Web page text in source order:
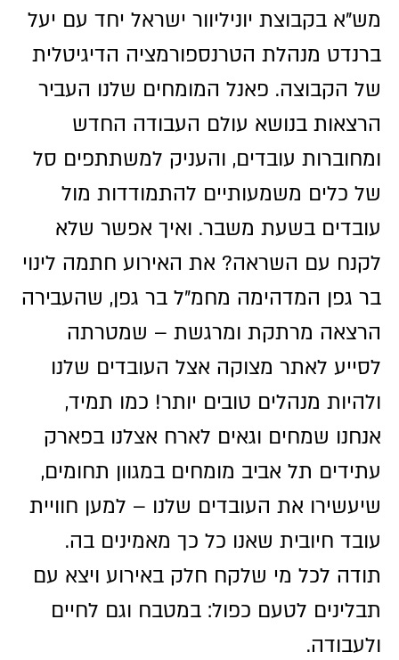
מש"א בקבוצת יוניליוור ישראל יחד עם יעל
ברנדט מנהלת הטרנספורמציה הדיגיטלית
של הקבוצה. פאנל המומחים שלנו העביר
הרצאות בנושא עולם העבודה החדש
ומחוברות עובדים, והעניק למשתתפים סל
של כלים משמעותיים להתמודדות מול
עובדים בשעת משבר. ואיך אפשר שלא
לקנח עם השראה? את האירוע חתמה לינוי
בר גפן המדהימה מחמ"ל בר גפן, שהעבירה
הרצאה מרתקת ומרגשת – שמטרתה
לסייע לאתר מצוקה אצל העובדים שלנו
ולהיות מנהלים טובים יותר! כמו תמיד,
אנחנו שמחים וגאים לארח אצלנו בפארק
עתידים תל אביב מומחים במגוון תחומים,
שיעשירו את העובדים שלנו – למען חוויית
עובד חיובית שאנו כל כך מאמינים בה.
תודה לכל מי שלקח חלק באירוע ויצא עם
תבלינים לטעם כפול: במטבח וגם לחיים
ולעבודה.